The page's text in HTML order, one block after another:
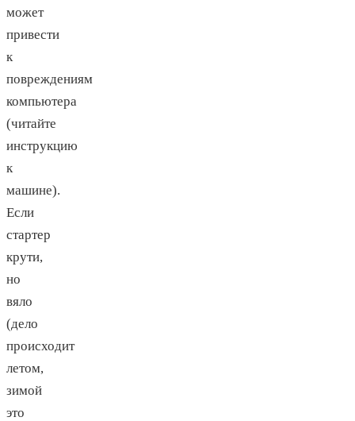
может
привести
к
повреждениям
компьютера
(читайте
инструкцию
к
машине).
Если
стартер
крути,
но
вяло
(дело
происходит
летом,
зимой
это